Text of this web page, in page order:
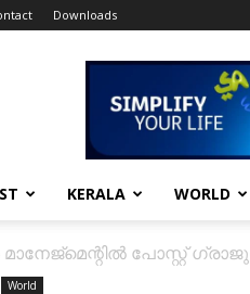
Downloads
KERALA WORLD
പോസ്റ്റ്‌
World